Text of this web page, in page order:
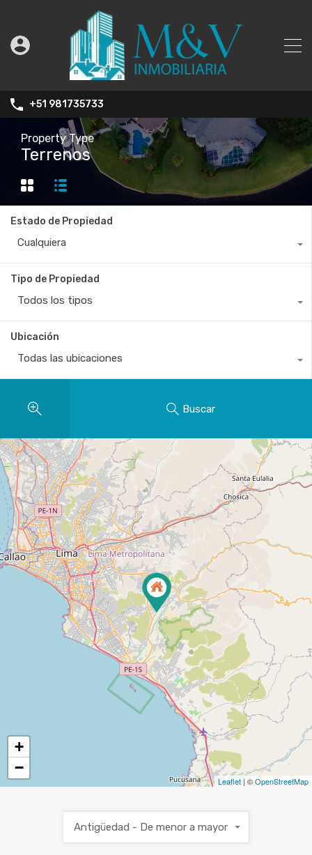
+51 981735733
Property Type
Terrenos
Estado de Propiedad
Cualquiera
Tipo de Propiedad
Todos los tipos
Ubicación
Todas las ubicaciones
Buscar
+
−
Leaflet | ©OpenStreetMap
Antigüedad - De menor a mayor